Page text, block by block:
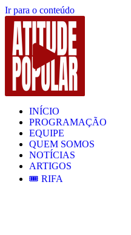
Ir para o conteúdo
INÍCIO
PROGRAMAÇÃO
EQUIPE
QUEM SOMOS
NOTÍCIAS
ARTIGOS
🎟️ RIFA